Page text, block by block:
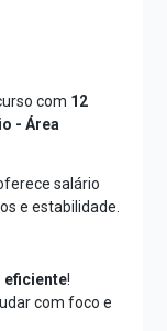
com 12
- Área
salário
e estabilidade.
eficiente!
com foco e